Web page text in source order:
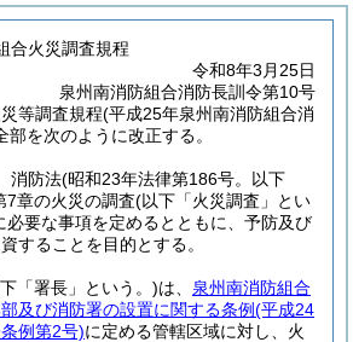
合火災調査規程
令和8年3月25日
泉州南消防組合消防長訓令第10号
等調査規程(平成25年泉州南消防組合消
を次のように改正する。
消防法(昭和23年法律第186号。以下
7章の火災の調査(以下「火災調査」とい
必要な事項を定めるとともに、予防及び
することを目的とする。
「署長」という。)は、 泉州南消防組合
及び消防署の設置に関する条例(平成24
例第2号)に定める管轄区域に対し、火